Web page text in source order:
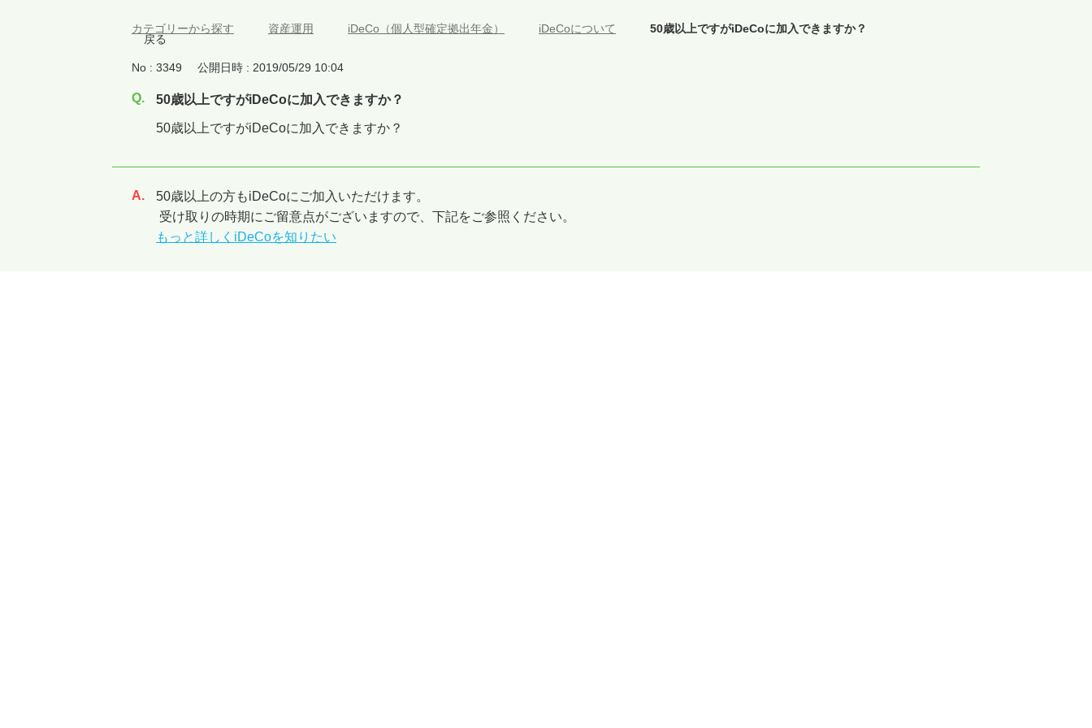
カテゴリーから探す 資産運用 iDeCo（個人型確定拠出年金） iDeCoについて
50歳以上ですがiDeCoに加入できますか？
戻る
No : 3349 公開日時 : 2019/05/29 10:04
50歳以上ですがiDeCoに加入できますか？
50歳以上ですがiDeCoに加入できますか？
回答
50歳以上の方もiDeCoにご加入いただけます。
受け取りの時期にご留意点がございますので、下記をご参照ください。
もっと詳しくiDeCoを知りたい